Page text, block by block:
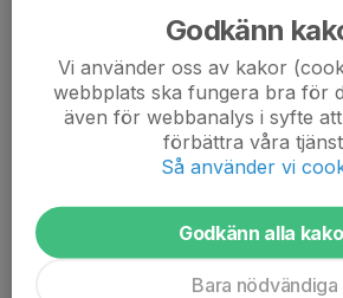
OBS vi får med fördel ha med
dessa under passet för att
gärna med det eller något annat
Godkänn
Vi använder oss av kakor
webbplats ska fungera bra för
även för webbanalys i syfte
förbättra våra
Så använder vi
Godkänn alla
Bara nödvändiga